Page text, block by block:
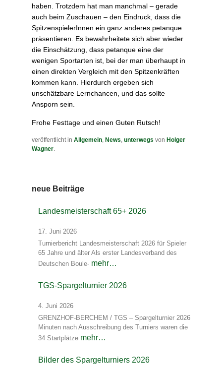
haben. Trotzdem hat man manchmal – gerade
auch beim Zuschauen – den Eindruck, dass die
SpitzenspielerInnen ein ganz anderes petanque
präsentieren. Es bewahrheitete sich aber wieder
die Einschätzung, dass petanque eine der
wenigen Sportarten ist, bei der man überhaupt in
einen direkten Vergleich mit den Spitzenkräften
kommen kann. Hierdurch ergeben sich
unschätzbare Lernchancen, und das sollte
Ansporn sein.
Frohe Festtage und einen Guten Rutsch!
veröffentlicht in Allgemein, News, unterwegs von Holger
Wagner.
neue Beiträge
Landesmeisterschaft 65+ 2026
17. Juni 2026
Turnierbericht Landesmeisterschaft 2026 für Spieler
65 Jahre und älter Als erster Landesverband des
Deutschen Boule- mehr…
TGS-Spargelturnier 2026
4. Juni 2026
GRENZHOF-BERCHEM / TGS – Spargelturnier 2026
Minuten nach Ausschreibung des Turniers waren die
34 Startplätze mehr…
Bilder des Spargelturniers 2026